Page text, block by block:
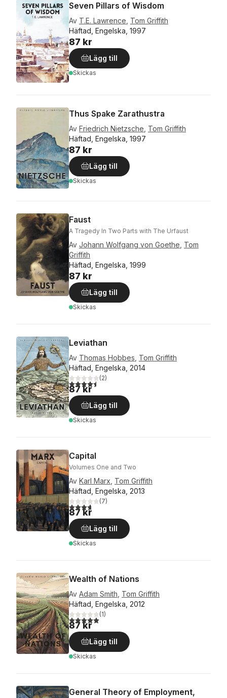
Seven Pillars of Wisdom
Av T.E. Lawrence Tom Griffith
Häftad, Engelska, 1997
87 kr
Lägg till
Skickas
Thus Spake Zarathustra
Av Friedrich Nietzsche Tom Griffith
Häftad, Engelska, 1997
87 kr
Lägg till
Skickas
Faust
A Tragedy In Two Parts with The Urfaust
Av Johann Wolfgang von Goethe Tom
Griffith
Häftad, Engelska, 1999
87 kr
Lägg till
Skickas
Leviathan
Av Thomas Hobbes Tom Griffith
Häftad, Engelska, 2014
4,5utav 5 stjärnor. Totalt antal röster:
(2)
87 kr
Lägg till
Skickas
Capital
Volumes One and Two
Av Karl Marx Tom Griffith
Häftad, Engelska, 2013
3,7utav 5 stjärnor. Totalt antal röster:
(7)
87 kr
Lägg till
Skickas
Wealth of Nations
Av Adam Smith Tom Griffith
Häftad, Engelska, 2012
5,0utav 5 stjärnor. Totalt antal röster:
(1)
87 kr
Lägg till
Skickas
General Theory of Employment,